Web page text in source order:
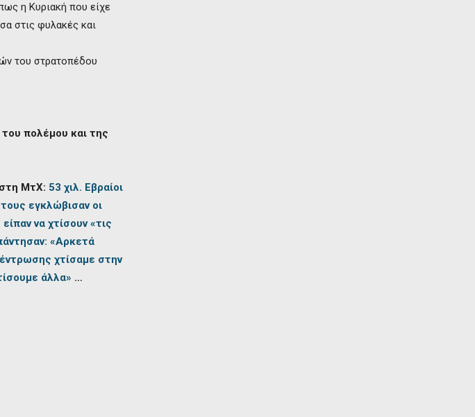
η Κυριακή που είχε
στις φυλακές και
του στρατοπέδου
πολέμου και της
ΜτΧ: 53 χιλ. Εβραίοι
εγκλώβισαν οι
να χτίσουν «τις
«Αρκετά
χτίσαμε στην
άλλα» …